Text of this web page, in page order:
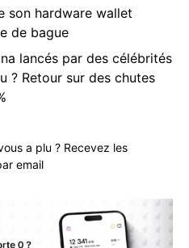
son hardware wallet
de bague
lancés par des célébrités
? Retour sur des chutes
a plu ? Recevez les
email